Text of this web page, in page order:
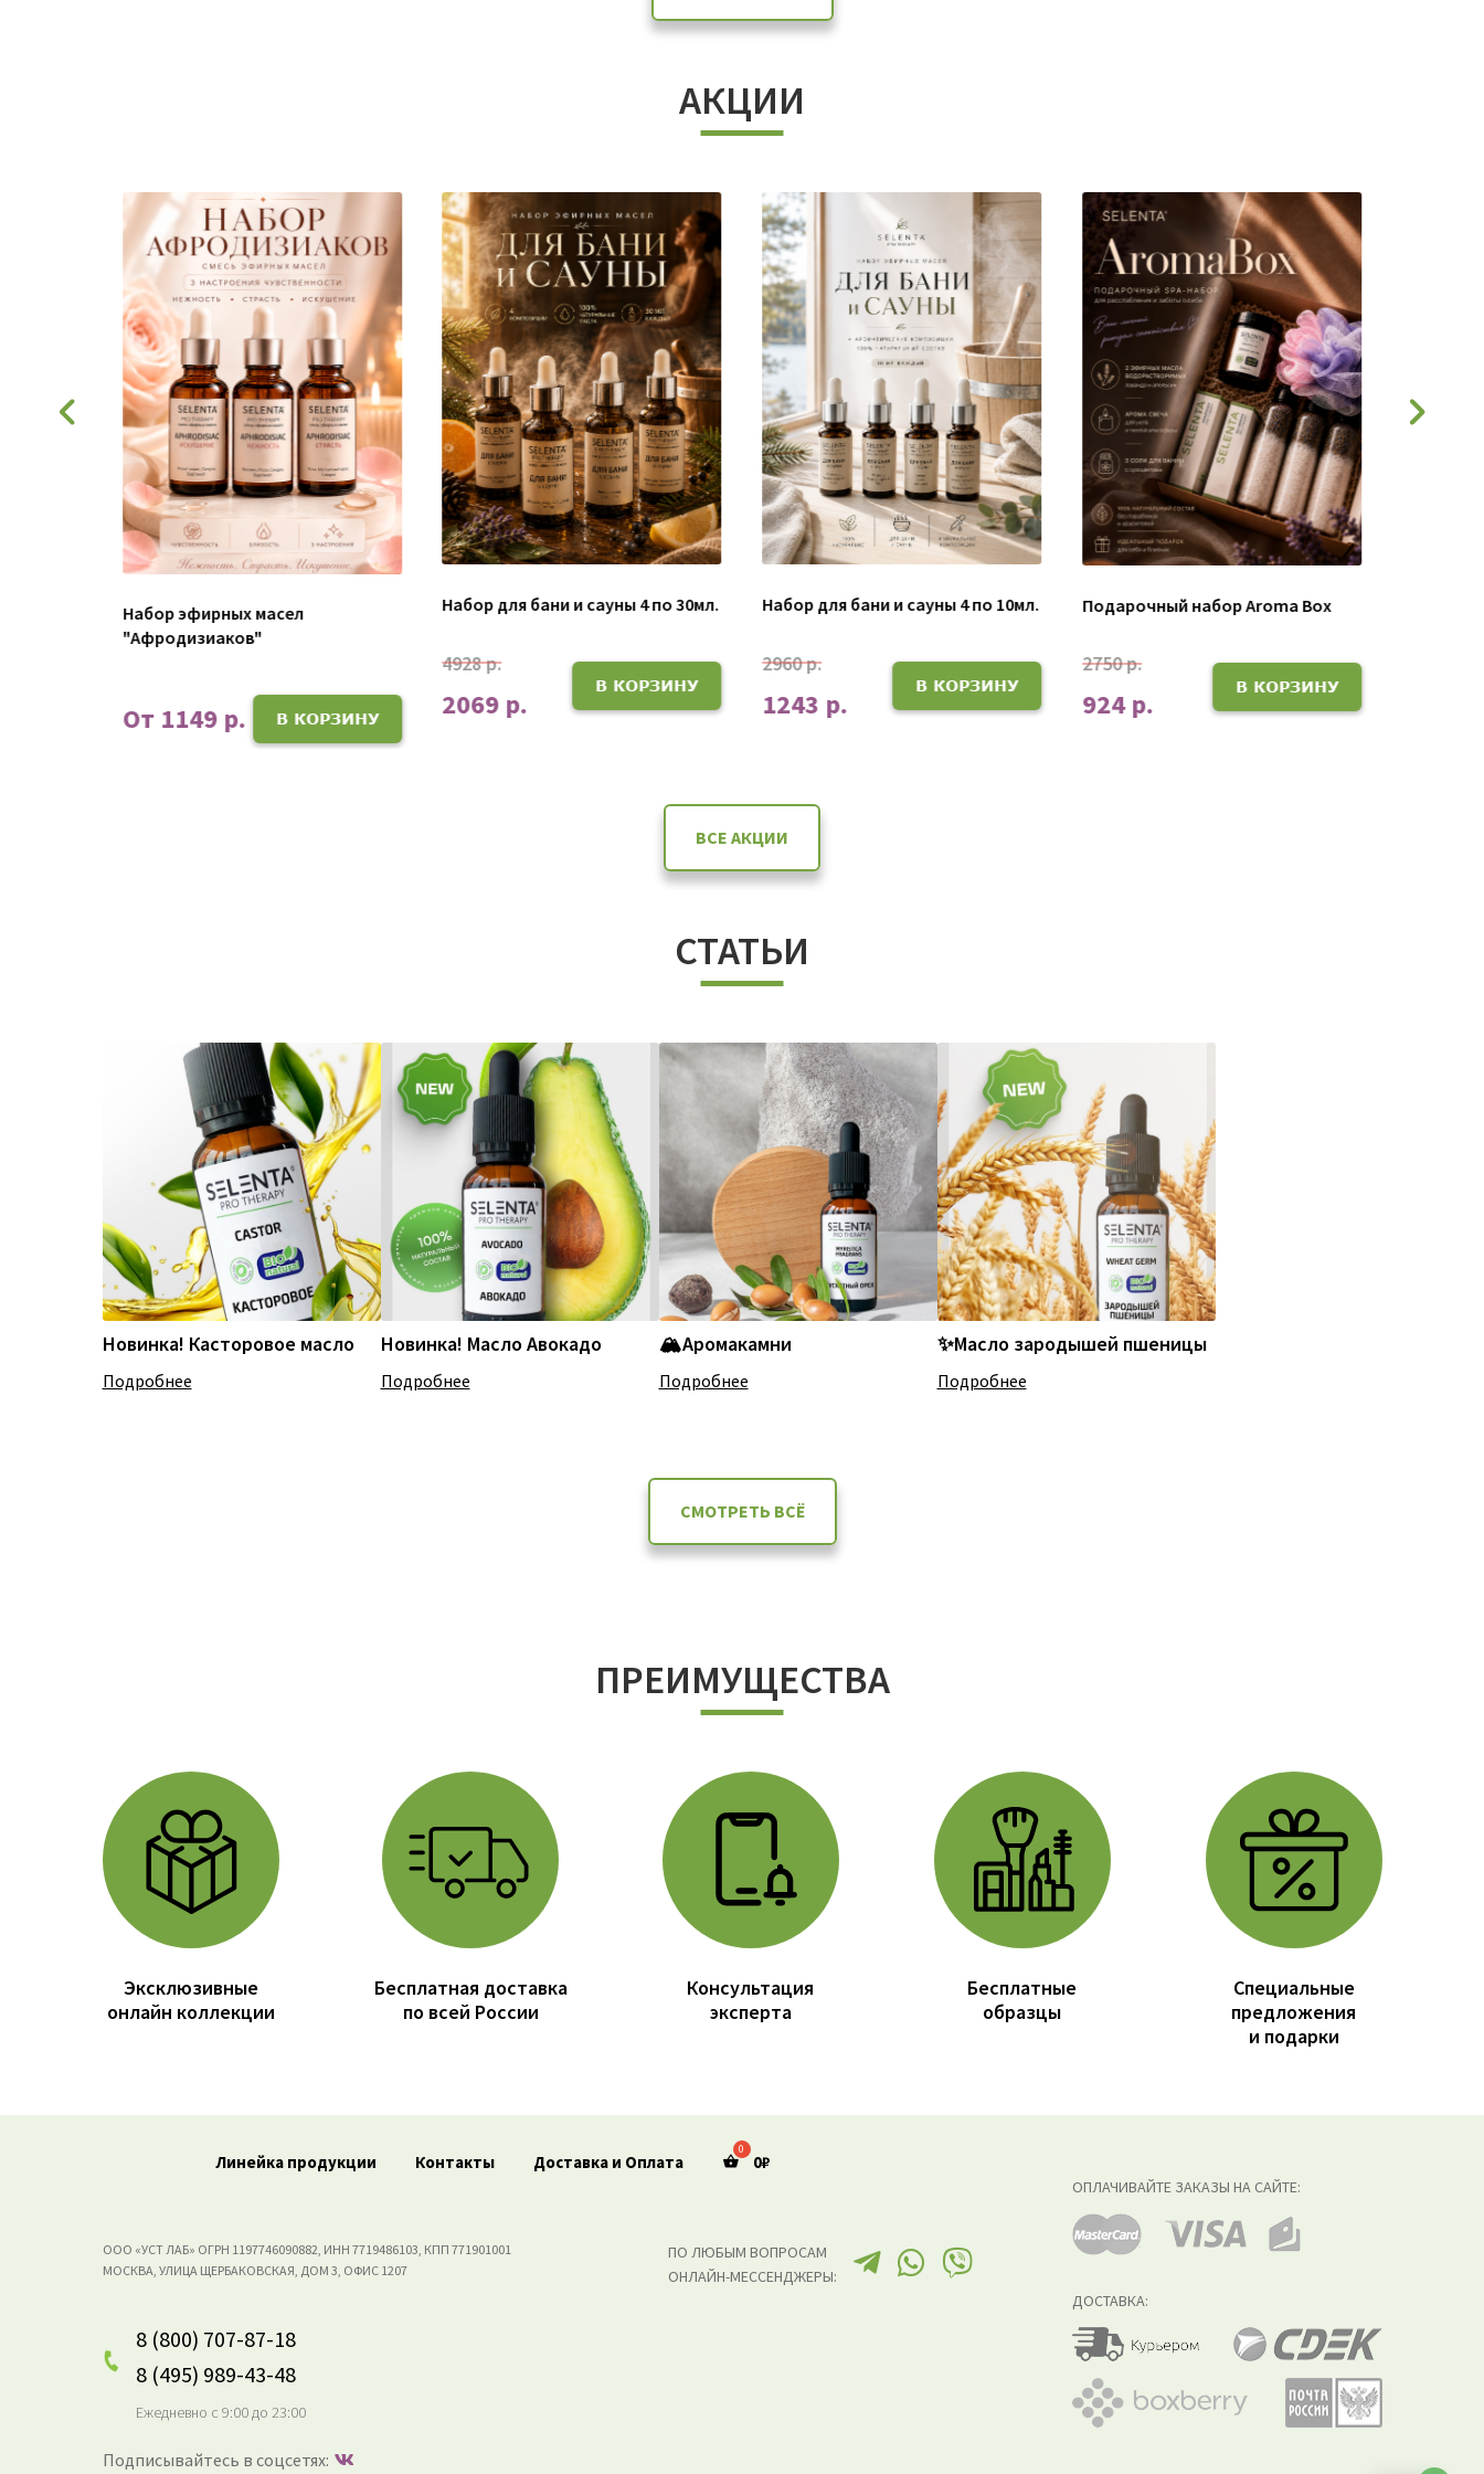
АКЦИИ
Набор эфирных масел
"Афродизиаков"
От 1149 р. В КОРЗИНУ
Набор для бани и сауны 4 по 30мл.
4928 р.
2069 р.
В КОРЗИНУ
Набор для бани и сауны 4 по 10мл.
2960 р.
1243 р.
В КОРЗИНУ
Подарочный набор Aroma Box
2750 р.
924 р.
В КОРЗИНУ
ВСЕ АКЦИИ
СТАТЬИ
Новинка! Касторовое масло
Подробнее
Новинка! Масло Авокадо
Подробнее
🏔️Аромакамни
Подробнее
✨Масло зародышей пшеницы
Подробнее
СМОТРЕТЬ ВСЁ
ПРЕИМУЩЕСТВА
Эксклюзивные
онлайн коллекции
Бесплатная доставка
по всей России
Консультация
эксперта
Бесплатные
образцы
Специальные
предложения
и подарки
Линейка продукции Контакты Доставка и Оплата 0₽
ООО «УСТ ЛАБ» ОГРН 1197746090882, ИНН 7719486103, КПП 771901001
МОСКВА, УЛИЦА ЩЕРБАКОВСКАЯ, ДОМ 3, ОФИС 1207
ПО ЛЮБЫМ ВОПРОСАМ
ОНЛАЙН-МЕССЕНДЖЕРЫ:
8 (800) 707-87-18
8 (495) 989-43-48
Ежедневно с 9:00 до 23:00
Подписывайтесь в соцсетях:
ОПЛАЧИВАЙТЕ ЗАКАЗЫ НА САЙТЕ:
ДОСТАВКА: